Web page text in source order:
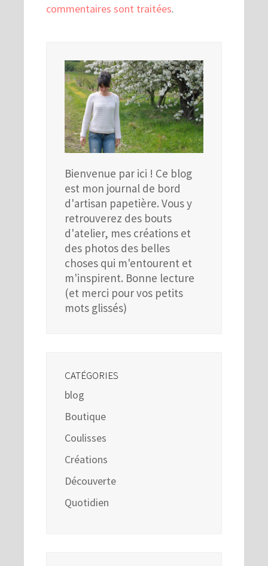
commentaires sont traitées.
Bienvenue par ici ! Ce blog
est mon journal de bord
d'artisan papetière. Vous y
retrouverez des bouts
d'atelier, mes créations et
des photos des belles
choses qui m'entourent et
m'inspirent. Bonne lecture
(et merci pour vos petits
mots glissés)
CATÉGORIES
blog
Boutique
Coulisses
Créations
Découverte
Quotidien